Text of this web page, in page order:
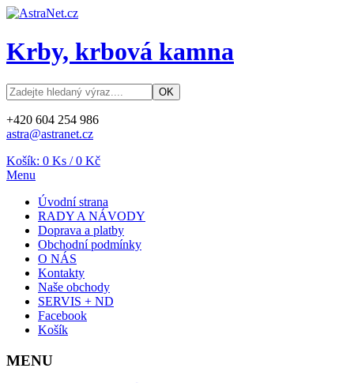
Krby, krbová kamna
+420 604 254 986
astra@astranet.cz
Košík: 0 Ks /0 Kč
Menu
Úvodní strana
RADY A NÁVODY
Doprava a platby
Obchodní podmínky
O NÁS
Kontakty
Naše obchody
SERVIS + ND
Facebook
Košík
MENU